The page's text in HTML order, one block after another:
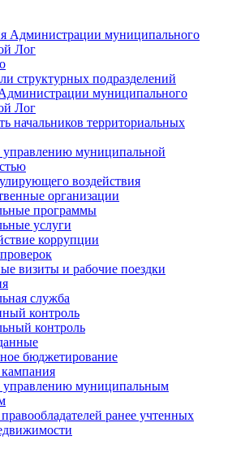
Администрации муниципального
Лог
структурных подразделений
муниципального
Лог
начальников территориальных
управлению муниципальной
воздействия
организации
программы
услуги
коррупции
визиты и рабочие поездки
служба
контроль
контроль
бюджетирование
управлению муниципальным
ранее учтенных